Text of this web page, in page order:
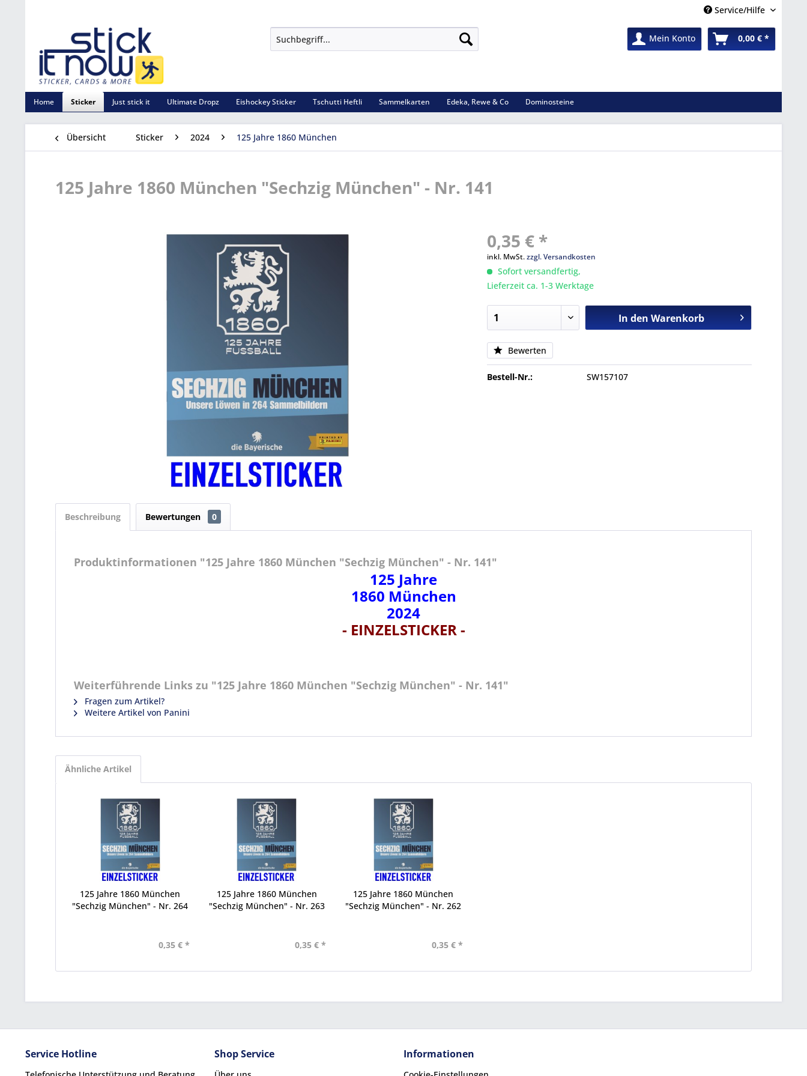
Service/Hilfe
Mein Konto 0,00 € *
Home Sticker Just stick it Ultimate Dropz Eishockey Sticker Tschutti Heftli Sammelkarten Edeka, Rewe & Co Dominosteine
Übersicht Sticker 2024 125 Jahre 1860 München
125 Jahre 1860 München "Sechzig München" - Nr. 141
0,35 € *
inkl. MwSt.zzgl. Versandkosten
Sofort versandfertig,
Lieferzeit ca. 1-3 Werktage
In den Warenkorb
Bewerten
Bestell-Nr.: SW157107
Beschreibung Bewertungen 0
Produktinformationen "125 Jahre 1860 München "Sechzig München" - Nr. 141"
125 Jahre
1860 München
2024
- EINZELSTICKER -
Weiterführende Links zu "125 Jahre 1860 München "Sechzig München" - Nr. 141"
Fragen zum Artikel?
Weitere Artikel von Panini
Ähnliche Artikel
125 Jahre 1860 München
"Sechzig München" - Nr. 264
0,35 € *
125 Jahre 1860 München
"Sechzig München" - Nr. 263
0,35 € *
125 Jahre 1860 München
"Sechzig München" - Nr. 262
0,35 € *
Service Hotline Shop Service Informationen